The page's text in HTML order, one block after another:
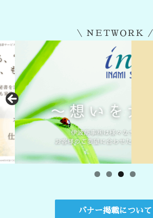
＼ ＮＥＴＷＯＲＫ ／
バナー掲載について